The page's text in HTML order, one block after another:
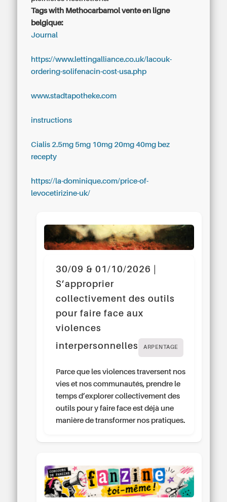
Tags with Methocarbamol vente en ligne
belgique:
Journal
https://www.lettingalliance.co.uk/lacouk-
ordering-solifenacin-cost-usa.php
www.stadtapotheke.com
instructions
Cialis 2.5mg 5mg 10mg 20mg 40mg bez
recepty
https://la-dominique.com/price-of-
levocetirizine-uk/
30/09 & 01/10/2026 |
S’approprier
collectivement des outils
pour faire face aux
violences
interpersonnelles
ARPENTAGE
Parce que les violences traversent nos
vies et nos communautés, prendre le
temps d’explorer collectivement des
outils pour y faire face est déjà une
manière de transformer nos pratiques.